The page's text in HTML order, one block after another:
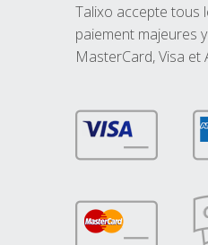
Talixo accepte tous
paiement majeures
MasterCard, Visa et